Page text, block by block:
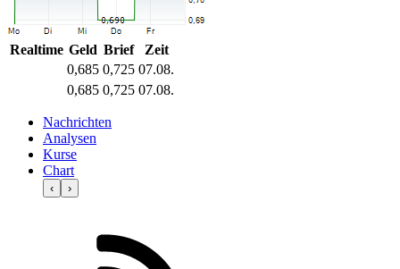
Realtime Geld Brief
Zeit
0,685 0,725 07.08.
0,685 0,725 07.08.
Nachrichten
Analysen
Kurse
Chart
‹ ›